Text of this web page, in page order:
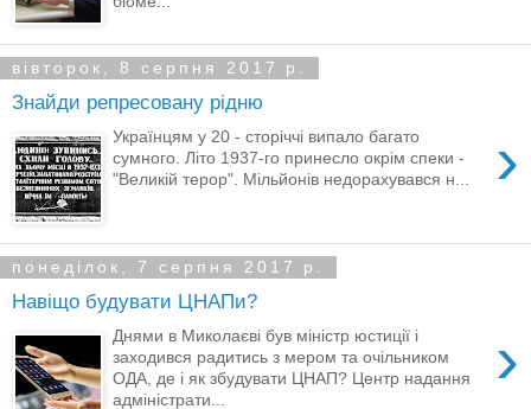
вівторок, 8 серпня 2017 р.
Знайди репресовану рідню
›
Українцям у 20 - сторіччі випало багато
сумного. Літо 1937-го принесло окрім спеки -
"Великій терор". Мільйонів недорахувався н...
понеділок, 7 серпня 2017 р.
Навіщо будувати ЦНАПи?
›
Днями в Миколаєві був міністр юстиції і
заходився радитись з мером та очільником
ОДА, де і як збудувати ЦНАП? Центр надання
адміністрати...